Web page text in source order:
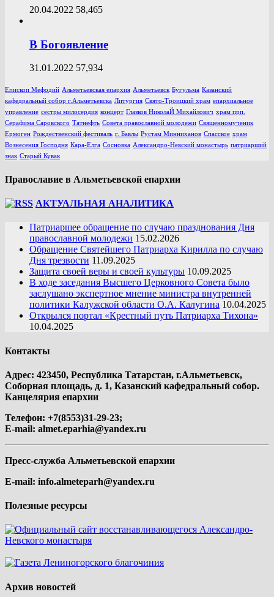
20.04.2022 58,465
В Богоявление
31.01.2022 57,934
Епископ Мефодий Альметьевская епархия Альметьевск Бугульма Казанский
кафедральный собор г.Альметьевска Литургия Свято-Троицкий храм епархиальное
управление сестры милосердия концерт Глазков НиколаЙ Михайлович храм прп.
Серафима Саровского Татнефть Совета православной молодежи Священномученик
Ермоген Рождественский фестиваль г. Бавлы Рустам Минниханов Спасское храм
Вознесения Господня Кара-Елга Сосновка Александро-Невский монастырь патриарший
знак Старый Кувак
Православие в Альметьевской епархии
АКТУАЛЬНАЯ АНАЛИТИКА
Патриаршее обращение по случаю празднования Дня
православной молодежи 15.02.2026
Обращение Святейшего Патриарха Кирилла по случаю
Дня трезвости 11.09.2025
Защита своей веры и своей культуры 10.09.2025
В ходе заседания Высшего Церковного Совета было
заслушано экспертное мнение министра внутренней
политики Калужской области О.А. Калугина 10.04.2025
Открылся портал «Крестный путь Патриарха Тихона»
10.04.2025
Контакты
Адрес: 423450, Республика Татарстан, г.Альметьевск,
Соборная площадь, д. 1, Казанский кафедральный собор.
Канцелярия епархии
Телефон: +7(8553)31-29-23;
E-mail: almet.eparhia@yandex.ru
Пресс-служба Альметьевской епархии
E-mail: info.almeteparh@yandex.ru
Полезные ресурсы
Архив новостей